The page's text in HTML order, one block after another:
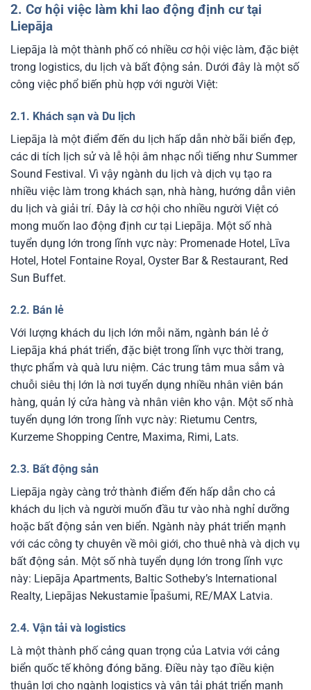
2. Cơ hội việc làm khi lao động định cư tại
Liepāja
Liepāja là một thành phố có nhiều cơ hội việc làm, đặc biệt
trong logistics, du lịch và bất động sản. Dưới đây là một số
công việc phổ biến phù hợp với người Việt:
2.1. Khách sạn và Du lịch
Liepāja là một điểm đến du lịch hấp dẫn nhờ bãi biển đẹp,
các di tích lịch sử và lễ hội âm nhạc nổi tiếng như Summer
Sound Festival. Vì vậy ngành du lịch và dịch vụ tạo ra
nhiều việc làm trong khách sạn, nhà hàng, hướng dẫn viên
du lịch và giải trí. Đây là cơ hội cho nhiều người Việt có
mong muốn lao động định cư tại Liepāja. Một số nhà
tuyển dụng lớn trong lĩnh vực này: Promenade Hotel, Līva
Hotel, Hotel Fontaine Royal, Oyster Bar & Restaurant, Red
Sun Buffet.
2.2. Bán lẻ
Với lượng khách du lịch lớn mỗi năm, ngành bán lẻ ở
Liepāja khá phát triển, đặc biệt trong lĩnh vực thời trang,
thực phẩm và quà lưu niệm. Các trung tâm mua sắm và
chuỗi siêu thị lớn là nơi tuyển dụng nhiều nhân viên bán
hàng, quản lý cửa hàng và nhân viên kho vận. Một số nhà
tuyển dụng lớn trong lĩnh vực này: Rietumu Centrs,
Kurzeme Shopping Centre, Maxima, Rimi, Lats.
2.3. Bất động sản
Liepāja ngày càng trở thành điểm đến hấp dẫn cho cả
khách du lịch và người muốn đầu tư vào nhà nghỉ dưỡng
hoặc bất động sản ven biển. Ngành này phát triển mạnh
với các công ty chuyên về môi giới, cho thuê nhà và dịch vụ
bất động sản. Một số nhà tuyển dụng lớn trong lĩnh vực
này: Liepāja Apartments, Baltic Sotheby’s International
Realty, Liepājas Nekustamie Īpašumi, RE/MAX Latvia.
2.4. Vận tải và logistics
Là một thành phố cảng quan trọng của Latvia với cảng
biển quốc tế không đóng băng. Điều này tạo điều kiện
thuận lợi cho ngành logistics và vận tải phát triển mạnh